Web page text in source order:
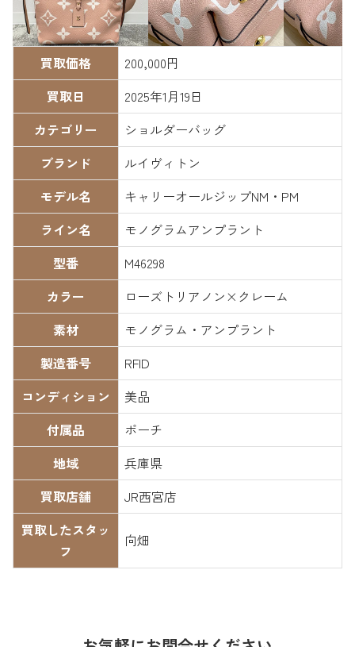
買取価格
200,000円
買取日
2025年1月19日
カテゴリー
ショルダーバッグ
ブランド
ルイヴィトン
モデル名
キャリーオールジップNM・PM
ライン名
モノグラムアンプラント
型番
M46298
カラー
ローズトリアノン×クレーム
素材
モノグラム・アンプラント
製造番号
RFID
コンディション
美品
付属品
ポーチ
地域
兵庫県
買取店舗
JR西宮店
買取したスタッ
フ
向畑